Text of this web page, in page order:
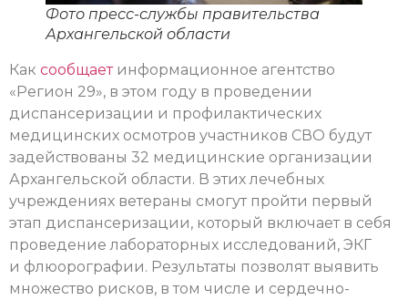
Фото пресс-службы правительства
Архангельской области
Как сообщаетинформационное агентство
«Регион 29», в этом году в проведении
диспансеризации и профилактических
медицинских осмотров участников СВО будут
задействованы 32 медицинские организации
Архангельской области. В этих лечебных
учреждениях ветераны смогут пройти первый
этап диспансеризации, который включает в себя
проведение лабораторных исследований, ЭКГ
и флюорографии. Результаты позволят выявить
множество рисков, в том числе и сердечно-